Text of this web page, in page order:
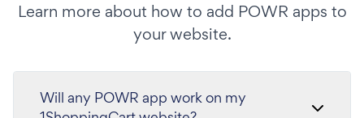
Learn more about how to add POWR apps to
your website.
Will any POWR app work on my